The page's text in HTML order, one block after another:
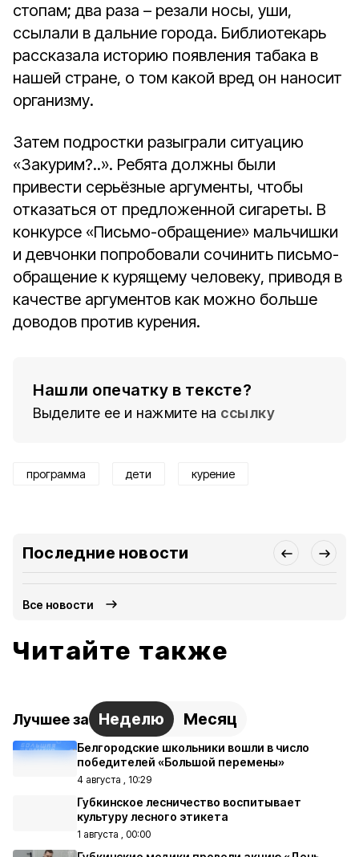
стопам; два раза – резали носы, уши,
ссылали в дальние города. Библиотекарь
рассказала историю появления табака в
нашей стране, о том какой вред он наносит
организму.
Затем подростки разыграли ситуацию
«Закурим?..». Ребята должны были
привести серьёзные аргументы, чтобы
отказаться от предложенной сигареты. В
конкурсе «Письмо-обращение» мальчишки
и девчонки попробовали сочинить письмо-
обращение к курящему человеку, приводя в
качестве аргументов как можно больше
доводов против курения.
Нашли опечатку в тексте?
Выделите ее и нажмите на ссылку
программа дети курение
Последние новости
Все новости
Читайте также
Лучшее за Неделю Месяц
Белгородские школьники вошли в число
победителей «Большой перемены»
4 августа , 10:29
Губкинское лесничество воспитывает
культуру лесного этикета
1 августа , 00:00